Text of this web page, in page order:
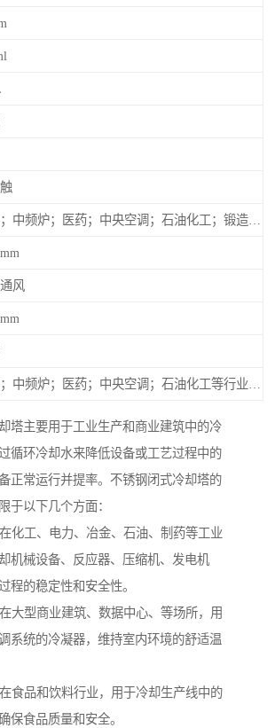
风
塔主要用于工业生产和商业建筑中的冷
循环冷却水来降低设备或工艺过程中的
正常运行并提率。不锈钢闭式冷却塔的
于以下几个方面：
化工、电力、冶金、石油、制药等工业
机械设备、反应器、压缩机、发电机
程的稳定性和安全性。
大型商业建筑、数据中心、等场所，用
系统的冷凝器，维持室内环境的舒适温
食品和饮料行业，用于冷却生产线中的
保食品质量和安全。